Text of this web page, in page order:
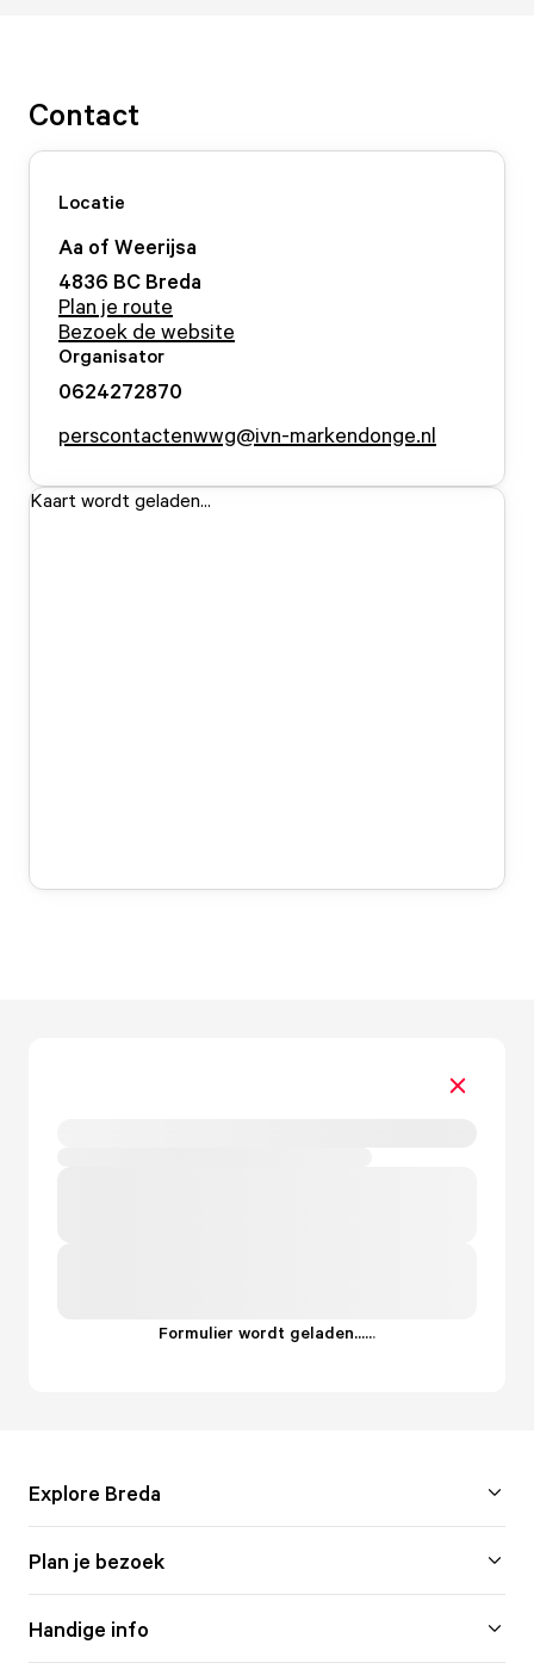
Contact
Locatie
Aa of Weerijsa
4836 BC Breda
Plan je route
Bezoek de website
Organisator
0624272870
perscontactenwwg@ivn-markendonge.nl
Kaart wordt geladen...
Formulier wordt geladen......
Explore Breda
Plan je bezoek
Handige info